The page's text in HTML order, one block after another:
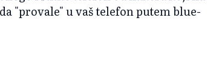
"provale" u vaš telefon putem blue-